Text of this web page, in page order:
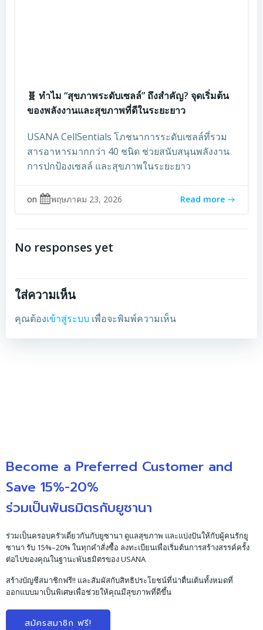
🧬 ทำไม “สุขภาพระดับเซลล์” ถึงสำคัญ? จุดเริ่มต้น
ของพลังงานและสุขภาพที่ดีในระยะยาว
USANA CellSentials โภชนาการระดับเซลล์ที่รวม
สารอาหารมากกว่า 40 ชนิด ช่วยสนับสนุนพลังงาน
การปกป้องเซลล์ และสุขภาพในระยะยาว
on พฤษภาคม 23, 2026 Read more
No responses yet
ใส่ความเห็น
คุณต้องเข้าสู่ระบบ เพื่อจะพิมพ์ความเห็น
Become a Preferred Customer and
Save 15%-20%
ร่วมเป็นพันธมิตรกับยูซานา
ร่วมเป็นครอบครัวเดี่ยวกันกับยูซานา ดูแลสุขภาพ และแบ่งปันให้กับผู้คนรักยู
ซานา รับ 15%–20% ในทุกคำสั่งซื้อ ลงทะเบียนเพื่อเริ่มต้นการสร้างสรรค์ครั้ง
ต่อไปของคุณในฐานะพันธมิตรของ USANA
สร้างบัญชีสมาชิกฟรี!! และสัมผัสกับสิทธิประโยชน์ที่น่าตื่นเต้นทั้งหมดที่
ออกแบบมาเป็นพิเศษเพื่อช่วยให้คุณมีสุขภาพที่ดีขึ้น
สมัครสมาชิก ฟรี!